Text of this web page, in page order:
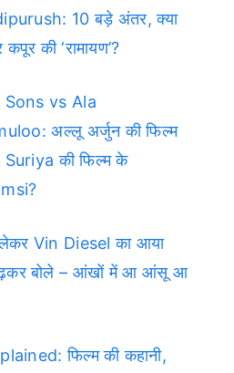
10 बड़े अंतर, क्या
की ‘रामायण’?
vs Ala
अल्लू अर्जुन की फिल्म
Suriya की फिल्म के
Vin Diesel का आया
पढ़कर बोले – आंखों में आ आंसू आ
फिल्म की कहानी,